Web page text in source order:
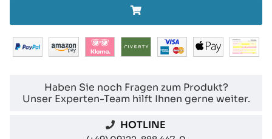
Haben Sie noch Fragen zum Produkt?
Unser Experten-Team hilft Ihnen gerne weiter.
HOTLINE